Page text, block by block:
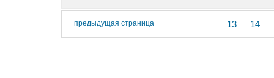
предыдущая страница 13 14